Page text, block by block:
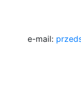
e-mail: